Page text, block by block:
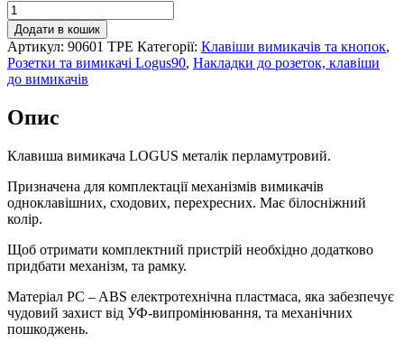
Клавіша
вимикача
LOGUS
металік
перламутровий,
90601
кількість
Додати в кошик
Артикул: 90601 TPE Категорії: Клавіши вимикачів та кнопок,
Розетки та вимикачі Logus90, Накладки до розеток, клавіши
до вимикачів
Опис
Клавиша вимикача LOGUS металік перламутровий.
Призначена для комплектації механізмів вимикачів
одноклавішних, сходових, перехресних. Має білосніжний
колір.
Щоб отримати комплектний пристрій необхідно додатково
придбати механізм, та рамку.
Матеріал PC – ABS електротехнічна пластмаса, яка забезпечує
чудовий захист від УФ-випромінювання, та механічних
пошкоджень.